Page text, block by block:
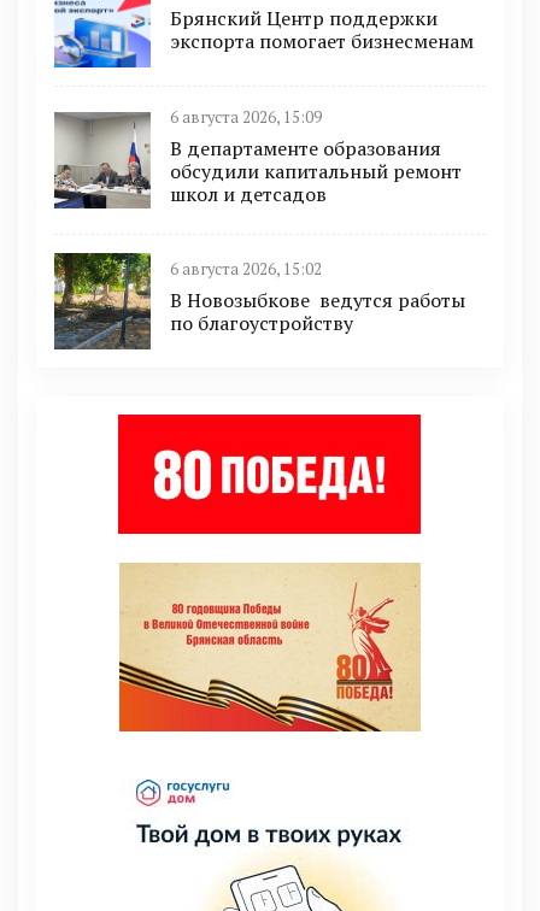
Брянский Центр поддержки
экспорта помогает бизнесменам
6 августа 2026, 15:09
В департаменте образования
обсудили капитальный ремонт
школ и детсадов
6 августа 2026, 15:02
В Новозыбкове ведутся работы
по благоустройству